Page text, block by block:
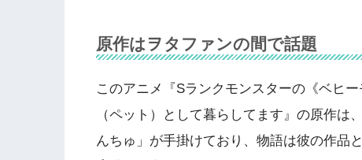
原作は ヲタファンの間で話題
このアニメ『Sランクモンスターの《ベヒ
（ペット）として暮らしてます』の原作は
んちゅ」が手掛けており、物語は彼の作品